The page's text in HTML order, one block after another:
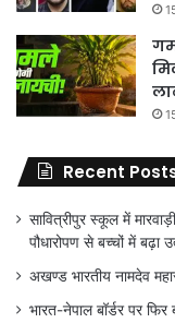
Recent
सावित्रीपुर स्कूल में
पौधारोपण से बच्चों में बढ़ा
अखण्ड भारतीय नामदेव
भारत-नेपाल बॉर्डर पर फिर